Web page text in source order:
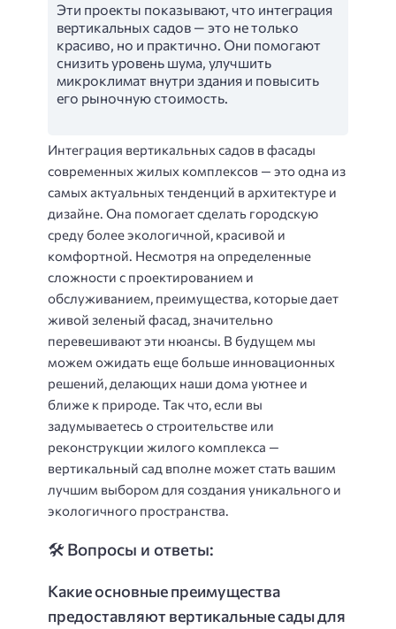
Эти проекты показывают, что интеграция
вертикальных садов — это не только
красиво, но и практично. Они помогают
снизить уровень шума, улучшить
микроклимат внутри здания и повысить
его рыночную стоимость.
Интеграция вертикальных садов в фасады
современных жилых комплексов — это одна из
самых актуальных тенденций в архитектуре и
дизайне. Она помогает сделать городскую
среду более экологичной, красивой и
комфортной. Несмотря на определенные
сложности с проектированием и
обслуживанием, преимущества, которые дает
живой зеленый фасад, значительно
перевешивают эти нюансы. В будущем мы
можем ожидать еще больше инновационных
решений, делающих наши дома уютнее и
ближе к природе. Так что, если вы
задумываетесь о строительстве или
реконструкции жилого комплекса —
вертикальный сад вполне может стать вашим
лучшим выбором для создания уникального и
экологичного пространства.
🛠️ Вопросы и ответы:
Какие основные преимущества
предоставляют вертикальные сады для